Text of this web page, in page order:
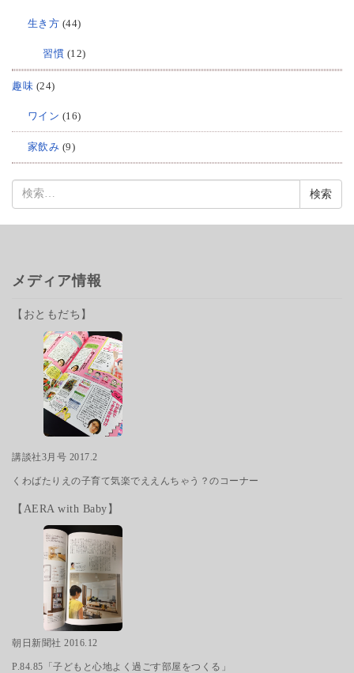
生き方 (44)
習慣 (12)
趣味 (24)
ワイン (16)
家飲み (9)
メディア情報
【おともだち】
講談社3月号 2017.2
くわばたりえの子育て気楽でええんちゃう？のコーナー
【AERA with Baby】
朝日新聞社 2016.12
P.84.85「子どもと心地よく過ごす部屋をつくる」